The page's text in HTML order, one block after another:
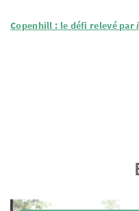
Copenhill : le défi relevé pari